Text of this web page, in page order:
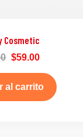
Cosmetic
$59.00
al carrito